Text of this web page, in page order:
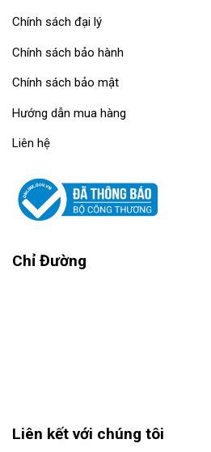
Chính sách đại lý
Chính sách bảo hành
Chính sách bảo mật
Hướng dẫn mua hàng
Liên hệ
Chỉ Đường
Liên kết với chúng tôi